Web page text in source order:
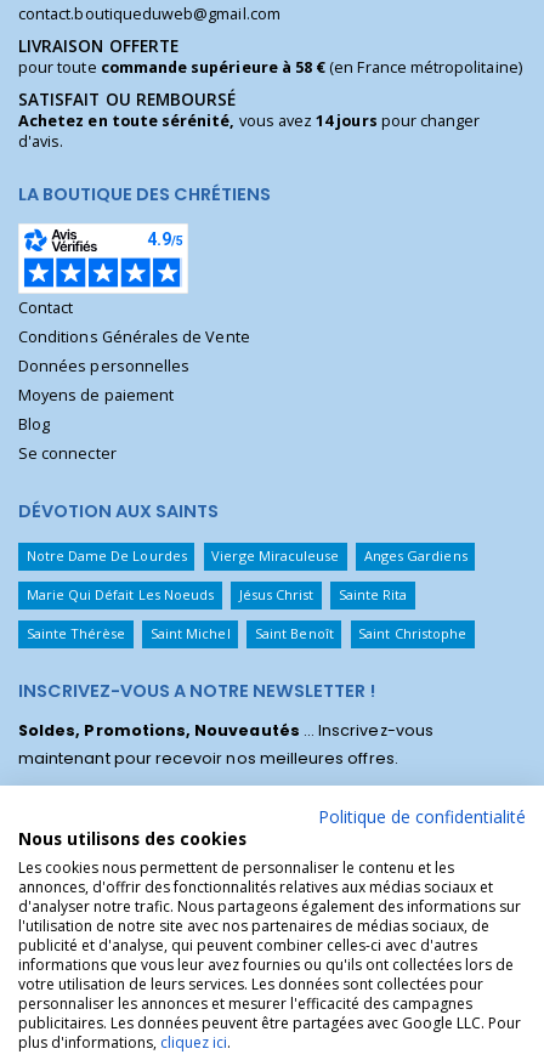
contact.boutiqueduweb@gmail.com
LIVRAISON OFFERTE
pour toute commande supérieure à 58 €(en France métropolitaine)
SATISFAIT OU REMBOURSÉ
Achetez en toute sérénité, vous avez14 jours pour changer
d'avis.
LA BOUTIQUE DES CHRÉTIENS
Contact
Conditions Générales de Vente
Données personnelles
Moyens de paiement
Blog
Se connecter
DÉVOTION AUX SAINTS
Notre Dame De Lourdes Vierge Miraculeuse Anges Gardiens
Marie Qui Défait Les Noeuds Jésus Christ Sainte Rita
Sainte Thérèse Saint Michel Saint Benoît Saint Christophe
INSCRIVEZ-VOUS A NOTRE NEWSLETTER !
Soldes, Promotions, Nouveautés ... Inscrivez-vous
maintenant pour recevoir nos meilleures offres.
La Boutique des Chrétiens © | La boutique religieuse chrétienne de
référence !.
Politique de confidentialité
Nous utilisons des cookies
Les cookies nous permettent de personnaliser le contenu et les
annonces, d'offrir des fonctionnalités relatives aux médias sociaux et
d'analyser notre trafic. Nous partageons également des informations sur
l'utilisation de notre site avec nos partenaires de médias sociaux, de
publicité et d'analyse, qui peuvent combiner celles-ci avec d'autres
informations que vous leur avez fournies ou qu'ils ont collectées lors de
votre utilisation de leurs services. Les données sont collectées pour
personnaliser les annonces et mesurer l'efficacité des campagnes
publicitaires. Les données peuvent être partagées avec Google LLC. Pour
plus d'informations, cliquez ici.